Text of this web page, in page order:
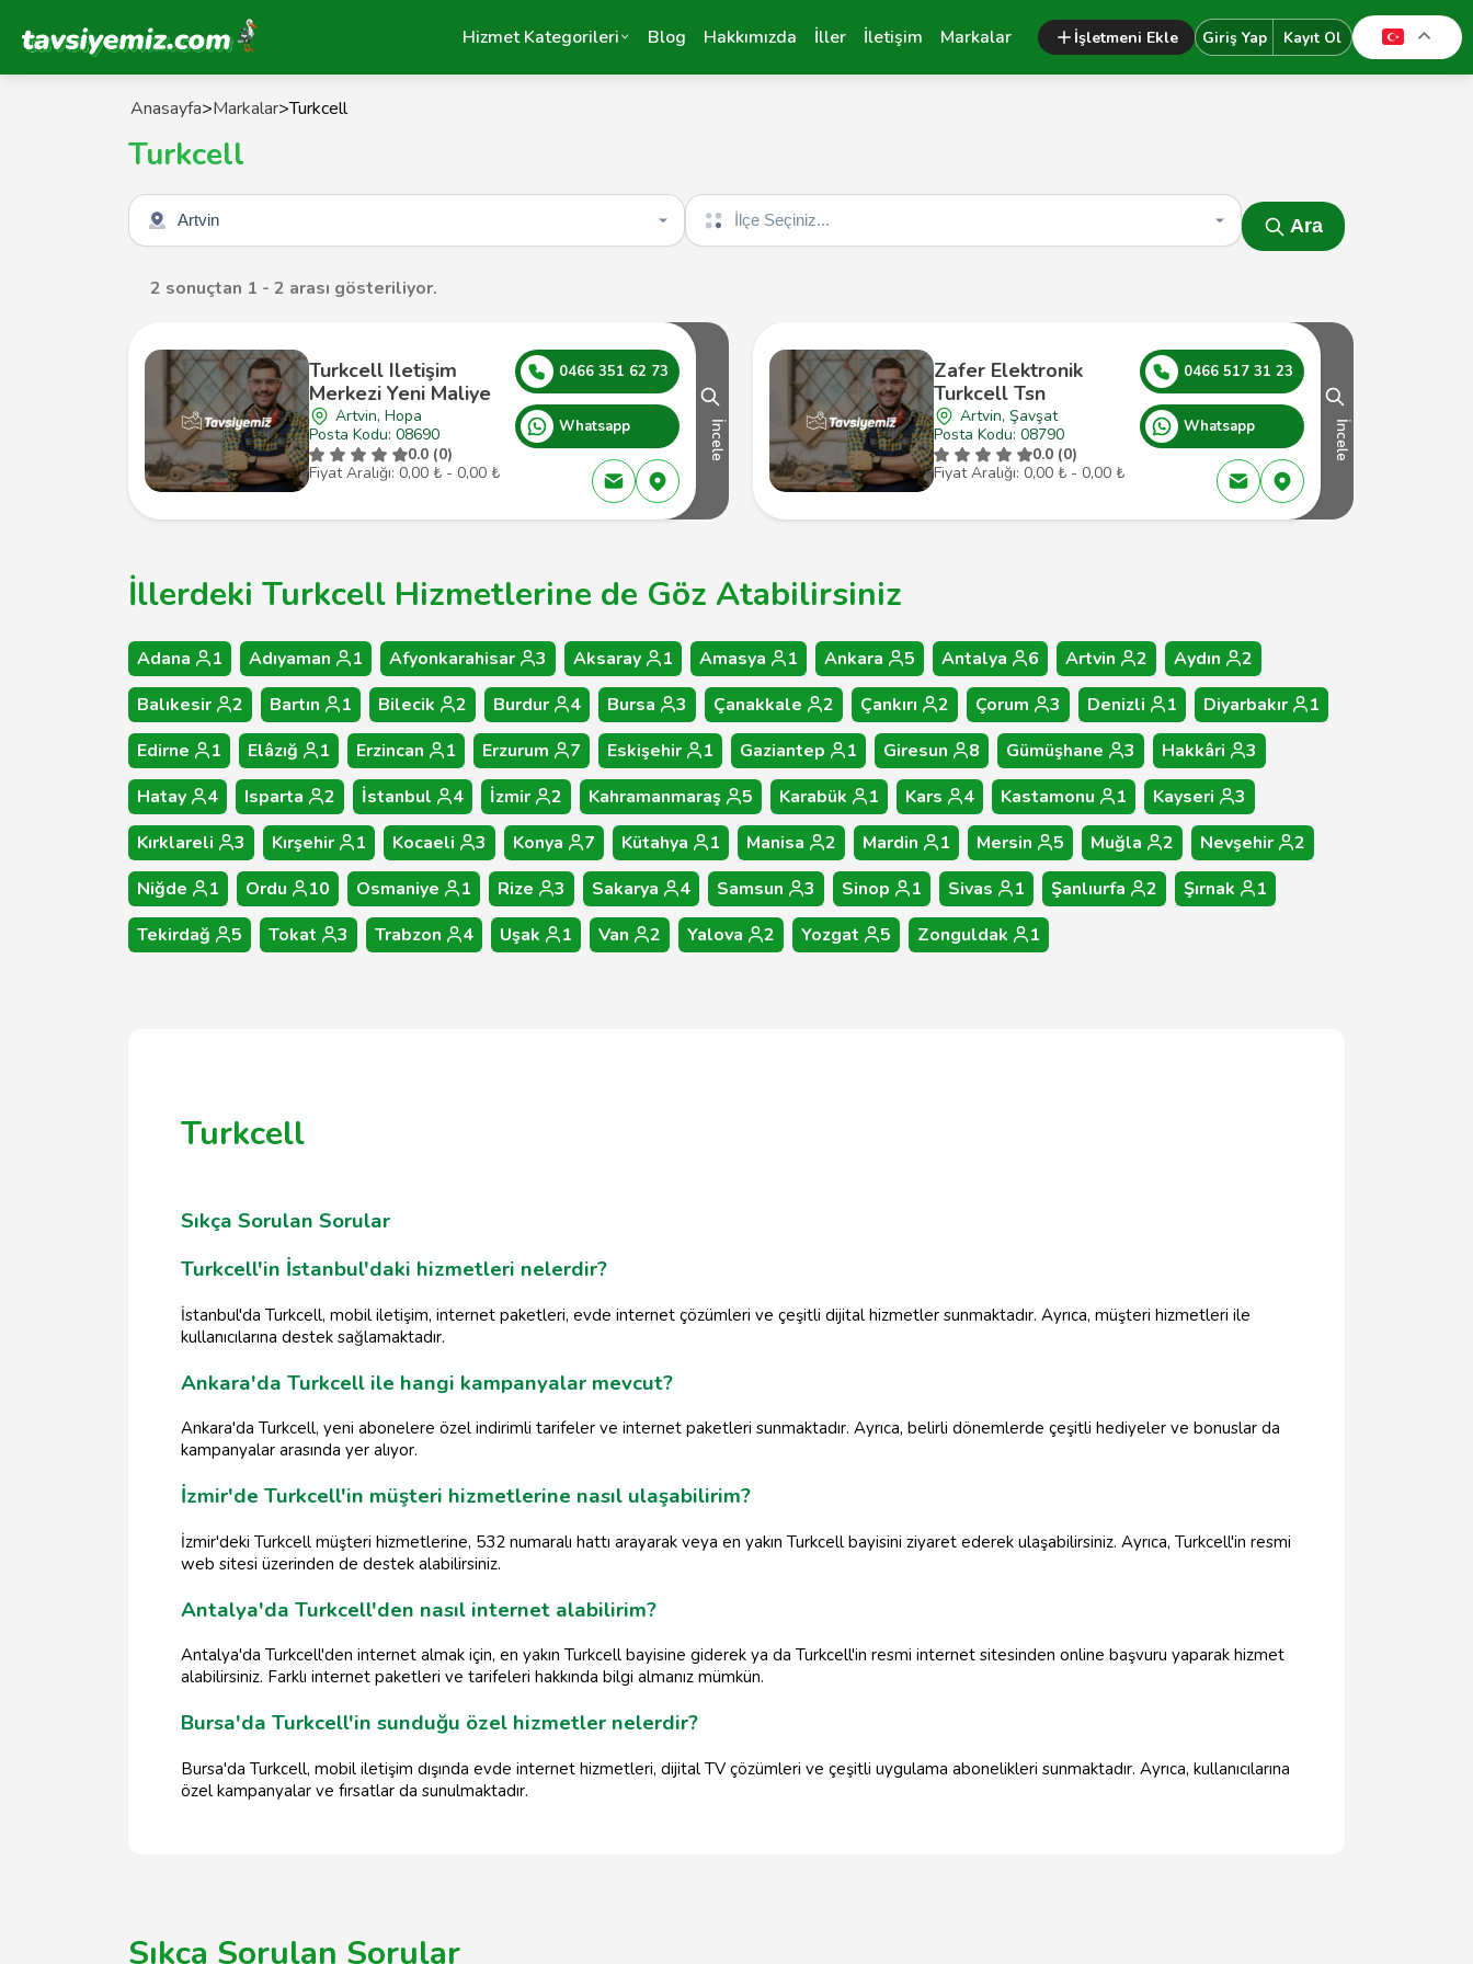
Tavsiyemiz Anasayfa Hizmet Kategorileri Blog Hakkımızda İller İletişim Markalar İşletmeni Ekle Giriş Yap Kayıt Ol
Anasayfa>Markalar>Turkcell
Turkcell
Şehir seçin İlçe seçin
Ara
2 sonuçtan 1 - 2 arası gösteriliyor.
Turkcell Iletişim
Merkezi Yeni Maliye
Artvin, Hopa
Posta Kodu: 08690
0.0 (0)
Fiyat Aralığı: 0,00 ₺ - 0,00 ₺
0466 351 62 73
Whatsapp İncele
Zafer Elektronik
Turkcell Tsn
Artvin, Şavşat
Posta Kodu: 08790
0.0 (0)
Fiyat Aralığı: 0,00 ₺ - 0,00 ₺
0466 517 31 23
Whatsapp İncele
İllerdeki Turkcell Hizmetlerine de Göz Atabilirsiniz
Adana 1 Adıyaman 1 Afyonkarahisar 3 Aksaray 1 Amasya 1 Ankara 5 Antalya 6 Artvin 2 Aydın
2
Balıkesir
2 Bartın 1 Bilecik 2 Burdur 4 Bursa 3 Çanakkale 2 Çankırı 2 Çorum 3 Denizli 1 Diyarbakır
1
Edirne
1 Elâzığ 1 Erzincan 1 Erzurum 7 Eskişehir 1 Gaziantep 1 Giresun 8 Gümüşhane 3 Hakkâri
3
Hatay
4 Isparta 2 İstanbul 4 İzmir 2 Kahramanmaraş 5 Karabük 1 Kars 4 Kastamonu 1 Kayseri
3
Kırklareli
3 Kırşehir 1 Kocaeli 3 Konya 7 Kütahya 1 Manisa 2 Mardin 1 Mersin 5 Muğla 2 Nevşehir
2
Niğde
1 Ordu 10 Osmaniye 1 Rize 3 Sakarya 4 Samsun 3 Sinop 1 Sivas 1 Şanlıurfa 2 Şırnak
1
Tekirdağ
5 Tokat 3 Trabzon 4 Uşak 1 Van 2 Yalova 2 Yozgat 5 Zonguldak 1
Turkcell
Sıkça Sorulan Sorular
Turkcell'in İstanbul'daki hizmetleri nelerdir?
İstanbul'da Turkcell, mobil iletişim, internet paketleri, evde internet çözümleri ve çeşitli dijital hizmetler sunmaktadır. Ayrıca, müşteri hizmetleri ile
kullanıcılarına destek sağlamaktadır.
Ankara'da Turkcell ile hangi kampanyalar mevcut?
Ankara'da Turkcell, yeni abonelere özel indirimli tarifeler ve internet paketleri sunmaktadır. Ayrıca, belirli dönemlerde çeşitli hediyeler ve bonuslar da
kampanyalar arasında yer alıyor.
İzmir'de Turkcell'in müşteri hizmetlerine nasıl ulaşabilirim?
İzmir'deki Turkcell müşteri hizmetlerine, 532 numaralı hattı arayarak veya en yakın Turkcell bayisini ziyaret ederek ulaşabilirsiniz. Ayrıca, Turkcell'in resmi
web sitesi üzerinden de destek alabilirsiniz.
Antalya'da Turkcell'den nasıl internet alabilirim?
Antalya'da Turkcell'den internet almak için, en yakın Turkcell bayisine giderek ya da Turkcell'in resmi internet sitesinden online başvuru yaparak hizmet
alabilirsiniz. Farklı internet paketleri ve tarifeleri hakkında bilgi almanız mümkün.
Bursa'da Turkcell'in sunduğu özel hizmetler nelerdir?
Bursa'da Turkcell, mobil iletişim dışında evde internet hizmetleri, dijital TV çözümleri ve çeşitli uygulama abonelikleri sunmaktadır. Ayrıca, kullanıcılarına
özel kampanyalar ve fırsatlar da sunulmaktadır.
Sıkça Sorulan Sorular